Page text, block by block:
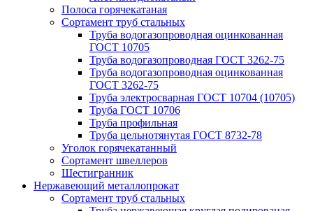
Полоса горячекатаная
Сортамент труб стальных
Труба водогазопроводная оцинкованная
ГОСТ 10705
Труба водогазопроводная ГОСТ 3262-75
Труба водогазопроводная оцинкованная
ГОСТ 3262-75
Труба электросварная ГОСТ 10704 (10705)
Труба ГОСТ 10706
Труба профильная
Труба цельнотянутая ГОСТ 8732-78
Уголок горячекатанный
Сортамент швеллеров
Шестигранник
Нержавеющий металлопрокат
Сортамент труб стальных